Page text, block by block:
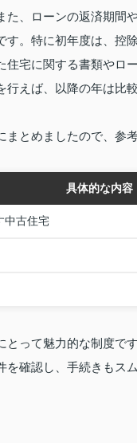
、ローンの返済期間
。特に初年度は、控
宅に関する書類やロ
えば、以降の年は比
とめましたので、参
具体的な内容
中古住宅
って魅力的な制度で
確認し、手続きもス